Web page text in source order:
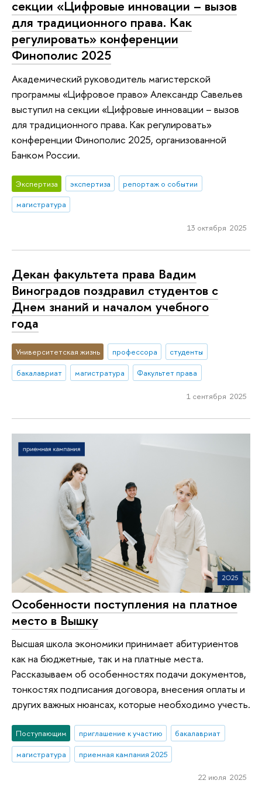
секции «Цифровые инновации – вызов
для традиционного права. Как
регулировать» конференции
Финополис 2025
Академический руководитель магистерской
программы «Цифровое право» Александр Савельев
выступил на секции «Цифровые инновации – вызов
для традиционного права. Как регулировать»
конференции Финополис 2025, организованной
Банком России.
Экспертиза экспертиза
репортаж о событии
магистратура
13 октября 2025
Декан факультета права Вадим
Виноградов поздравил студентов с
Днем знаний и началом учебного
года
Университетская жизнь профессора
студенты
бакалавриат
магистратура Факультет права
1 сентября 2025
Особенности поступления на платное
место в Вышку
Высшая школа экономики принимает абитуриентов
как на бюджетные, так и на платные места.
Рассказываем об особенностях подачи документов,
тонкостях подписания договора, внесения оплаты и
других важных нюансах, которые необходимо учесть.
Поступающим приглашение к участию
бакалавриат
магистратура
приемная кампания 2025
22 июля 2025